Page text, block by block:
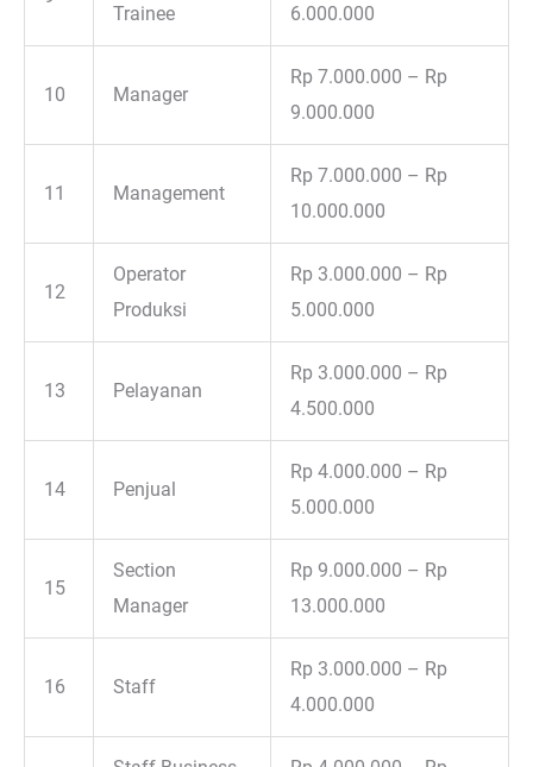
Trainee 6.000.000
10 Manager
Rp 7.000.000 – Rp
9.000.000
11 Management
Rp 7.000.000 – Rp
10.000.000
12
Operator
Produksi
Rp 3.000.000 – Rp
5.000.000
13 Pelayanan
Rp 3.000.000 – Rp
4.500.000
14 Penjual
Rp 4.000.000 – Rp
5.000.000
15
Section
Manager
Rp 9.000.000 – Rp
13.000.000
16 Staff
Rp 3.000.000 – Rp
4.000.000